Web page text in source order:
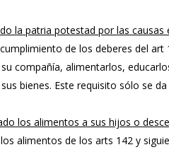
la patria potestad por las causas
de los deberes del art
compañía, alimentarlos,
bienes. Este requisito sólo se
los alimentos a sus hijos o
alimentos de los arts 142 y